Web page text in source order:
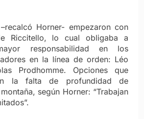
Horner- empezaron con
Riccitello, lo cual obligaba a
responsabilidad en los
en la línea de orden: Léo
Prodhomme. Opciones que
la falta de profundidad de
según Horner: “Trabajan